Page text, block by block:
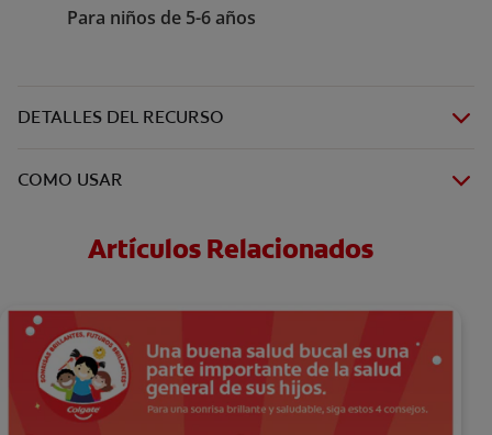
Para niños de 5-6 años
DETALLES DEL RECURSO
COMO USAR
Artículos Relacionados